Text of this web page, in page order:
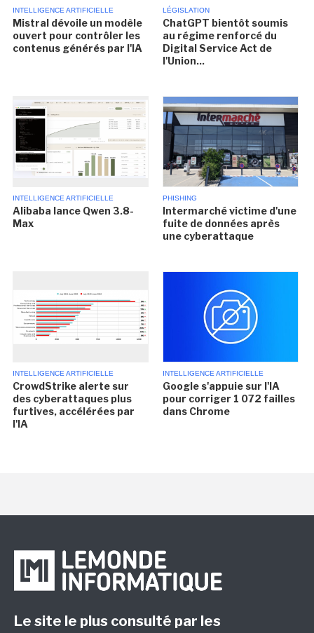
INTELLIGENCE ARTIFICIELLE
Mistral dévoile un modèle
ouvert pour contrôler les
contenus générés par l'IA
LÉGISLATION
ChatGPT bientôt soumis
au régime renforcé du
Digital Service Act de
l'Union...
INTELLIGENCE ARTIFICIELLE
Alibaba lance Qwen 3.8-
Max
PHISHING
Intermarché victime d'une
fuite de données après
une cyberattaque
INTELLIGENCE ARTIFICIELLE
CrowdStrike alerte sur
des cyberattaques plus
furtives, accélérées par
l'IA
INTELLIGENCE ARTIFICIELLE
Google s'appuie sur l'IA
pour corriger 1 072 failles
dans Chrome
Le site le plus consulté par les